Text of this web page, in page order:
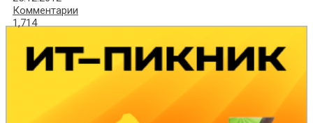
Комментарии
1,714